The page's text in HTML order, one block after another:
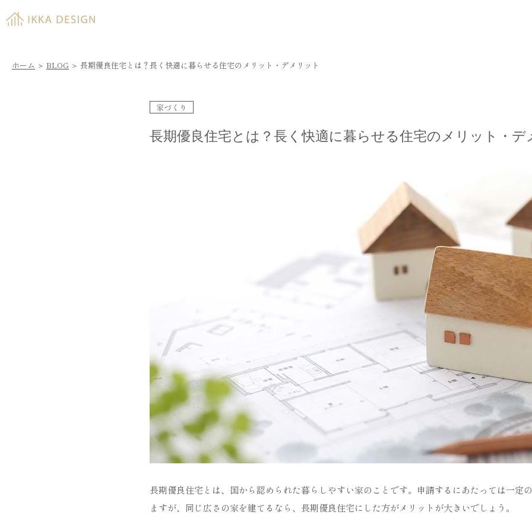
ホーム ＞ BLOG ＞ 長期優良住宅とは？長く快適に暮らせる住宅のメリット・デメリット
家づくり
長期優良住宅とは？長く快適に暮らせる住宅のメリット・デ
長期優良住宅とは、国から認められた暮らしやすい家のことです。申請するにあたっては一定
ますが、同じ広さの家を建てるなら、長期優良住宅にした方がメリットが大きいでしょう。